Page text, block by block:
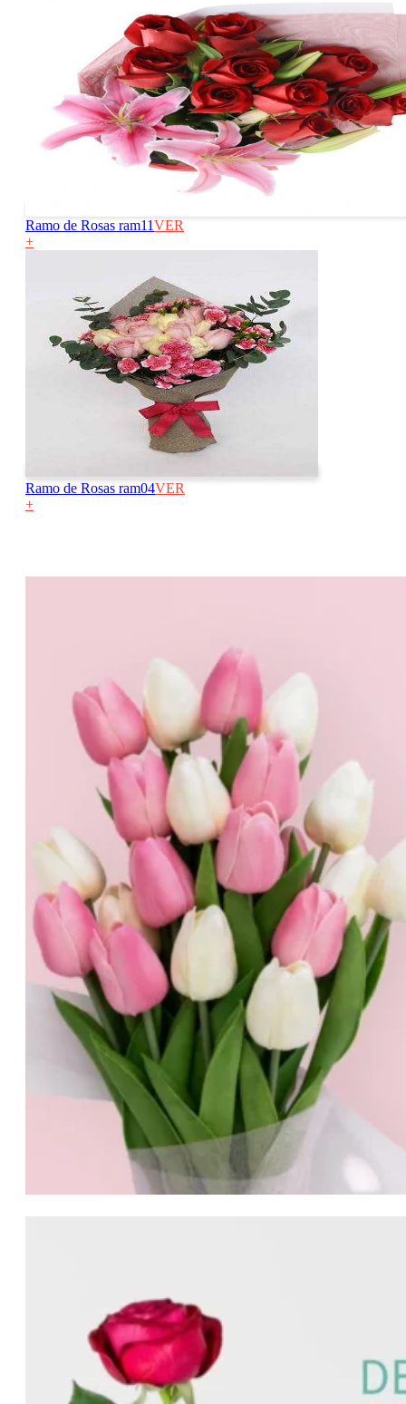
Ramo de Rosas ram11VER
+
Ramo de Rosas ram04VER
+